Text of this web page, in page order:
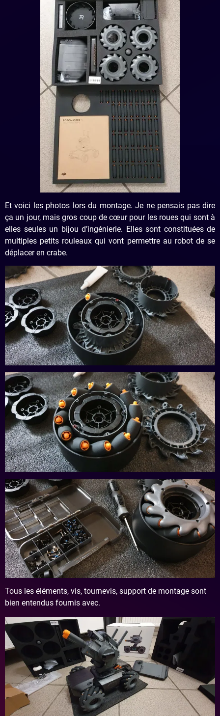
Et voici les photos lors du montage. Je ne pensais pas dire
ça un jour, mais gros coup de cœur pour les roues qui sont à
elles seules un bijou d’ingénierie. Elles sont constituées de
multiples petits rouleaux qui vont permettre au robot de se
déplacer en crabe.
Tous les éléments, vis, tournevis, support de montage sont
bien entendus fournis avec.